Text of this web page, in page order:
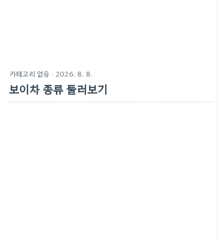
카테고리 없음 ·2026. 8. 8.
보이차 종류 둘러보기